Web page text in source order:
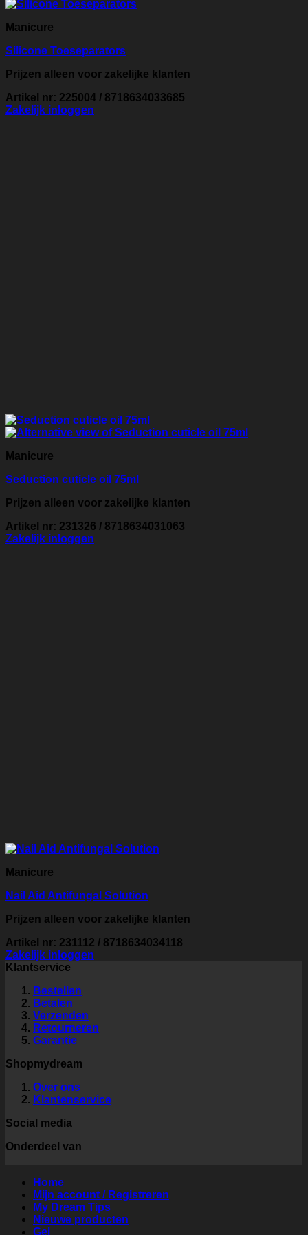
Manicure
Silicone Toeseparators
Prijzen alleen voor zakelijke klanten
Artikel nr: 225004 / 8718634033685
Zakelijk inloggen
Manicure
Seduction cuticle oil 75ml
Prijzen alleen voor zakelijke klanten
Artikel nr: 231326 / 8718634031063
Zakelijk inloggen
Manicure
Nail Aid Antifungal Solution
Prijzen alleen voor zakelijke klanten
Artikel nr: 231112 / 8718634034118
Zakelijk inloggen
Klantservice
Bestellen
Betalen
Verzenden
Retourneren
Garantie
Shopmydream
Over ons
Klantenservice
Social media
Onderdeel van
Home
Mijn account / Registreren
My Dream Tips
Nieuwe producten
Gel